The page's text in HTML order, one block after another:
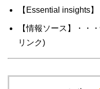
【Essential insights
【情報ソース】・・
リンク)